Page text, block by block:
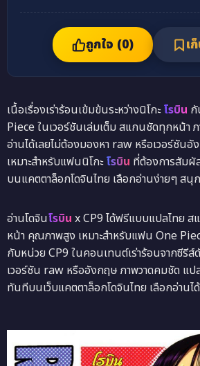
ถูกใจ (0) เ
เนื้อเรื่องเร่าร้อนเข้มข้นระหว่างนิโกะโรบิน กั
Piece ในเวอร์ชันเล่มเต็ม สแกนชัดทุกหน้
อ่านได้เลยไม่ต้องมองหา raw หรือเวอร์ชันอั
เหมาะสำหรับแฟนนิโกะโรบิน ที่ต้องการสัม
บนแคตตาล็อกโดจินไทย เลือกอ่านง่ายๆ สนุ
อ่านโดจินโรบิน x CP9 ได้ฟรีแบบแปลไทย
หน้า คุณภาพสูง เหมาะสำหรับแฟน One
กับหน่วย CP9 ในคอนเทนต์เร่าร้อนจากซีรี
เวอร์ชัน raw หรืออังกฤษ ภาพวาดคมชัด แ
ทันทีบนเว็บแคตตาล็อกโดจินไทย เลือกอ่านไ